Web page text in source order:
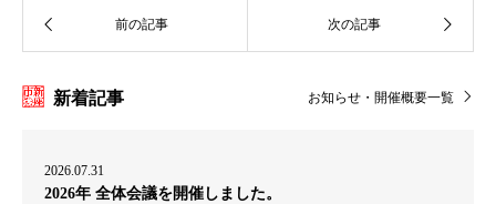
新着記事 お知らせ・開催概要一覧
2026.07.31
2026年 全体会議を開催しました。